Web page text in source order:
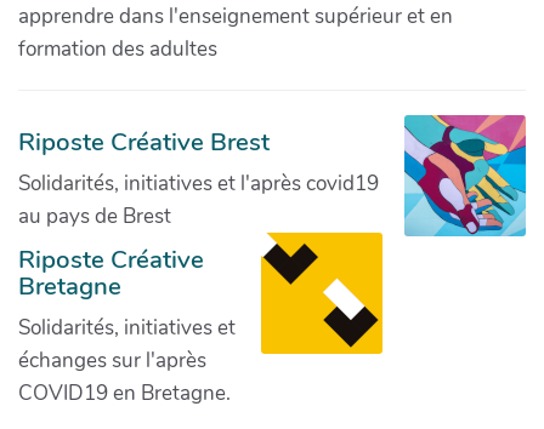
apprendre dans l'enseignement supérieur et en
formation des adultes
Riposte Créative Brest
Solidarités, initiatives et l'après covid19
au pays de Brest
Riposte Créative
Bretagne
Solidarités, initiatives et
échanges sur l'après
COVID19 en Bretagne.